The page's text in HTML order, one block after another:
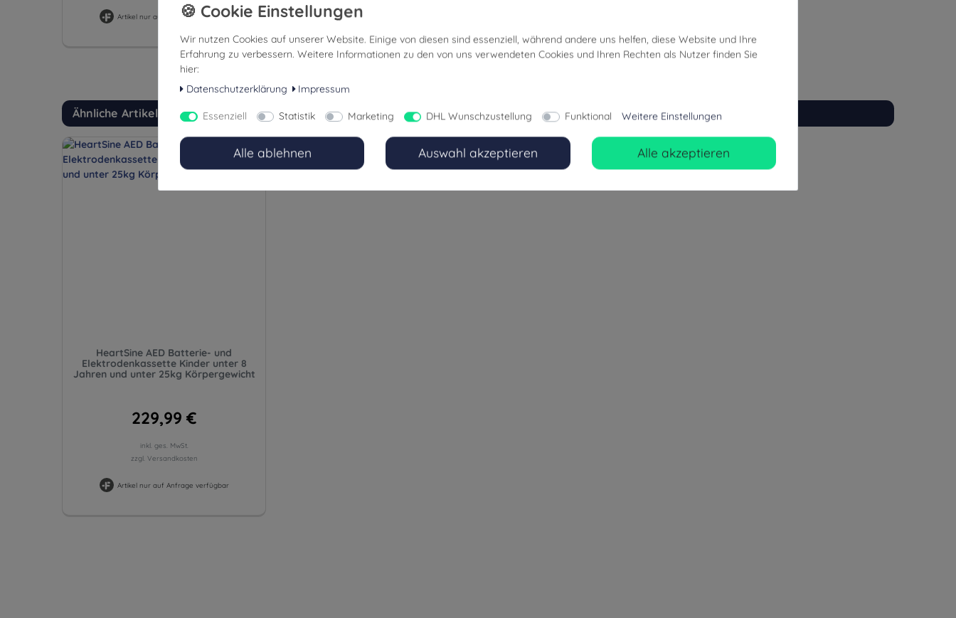
Artikel nur auf Anfrage verfügbar
Ähnliche Artikel
HeartSine AED Batterie- und
Elektrodenkassette Kinder unter 8
Jahren und unter 25kg Körpergewicht
229,99 €
inkl. ges. MwSt.
zzgl. Versandkosten
Artikel nur auf Anfrage verfügbar
Wir nutzen Cookies auf unserer Website. Einige von diesen sind essenziell, während andere uns helfen, diese Website und Ihre
Erfahrung zu verbessern. Weitere Informationen zu den von uns verwendeten Cookies und Ihren Rechten als Nutzer finden Sie
hier:
Datenschutzerklärung
Impressum
Essenziell Statistik Marketing DHL Wunschzustellung Funktional Weitere Einstellungen
Alle akzeptieren
Auswahl akzeptieren
Alle ablehnen